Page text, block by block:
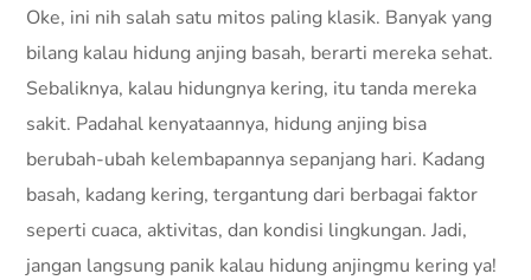
Oke, ini nih salah satu mitos paling klasik. Banyak yang
bilang kalau hidung anjing basah, berarti mereka sehat.
Sebaliknya, kalau hidungnya kering, itu tanda mereka
sakit. Padahal kenyataannya, hidung anjing bisa
berubah-ubah kelembapannya sepanjang hari. Kadang
basah, kadang kering, tergantung dari berbagai faktor
seperti cuaca, aktivitas, dan kondisi lingkungan. Jadi,
jangan langsung panik kalau hidung anjingmu kering ya!